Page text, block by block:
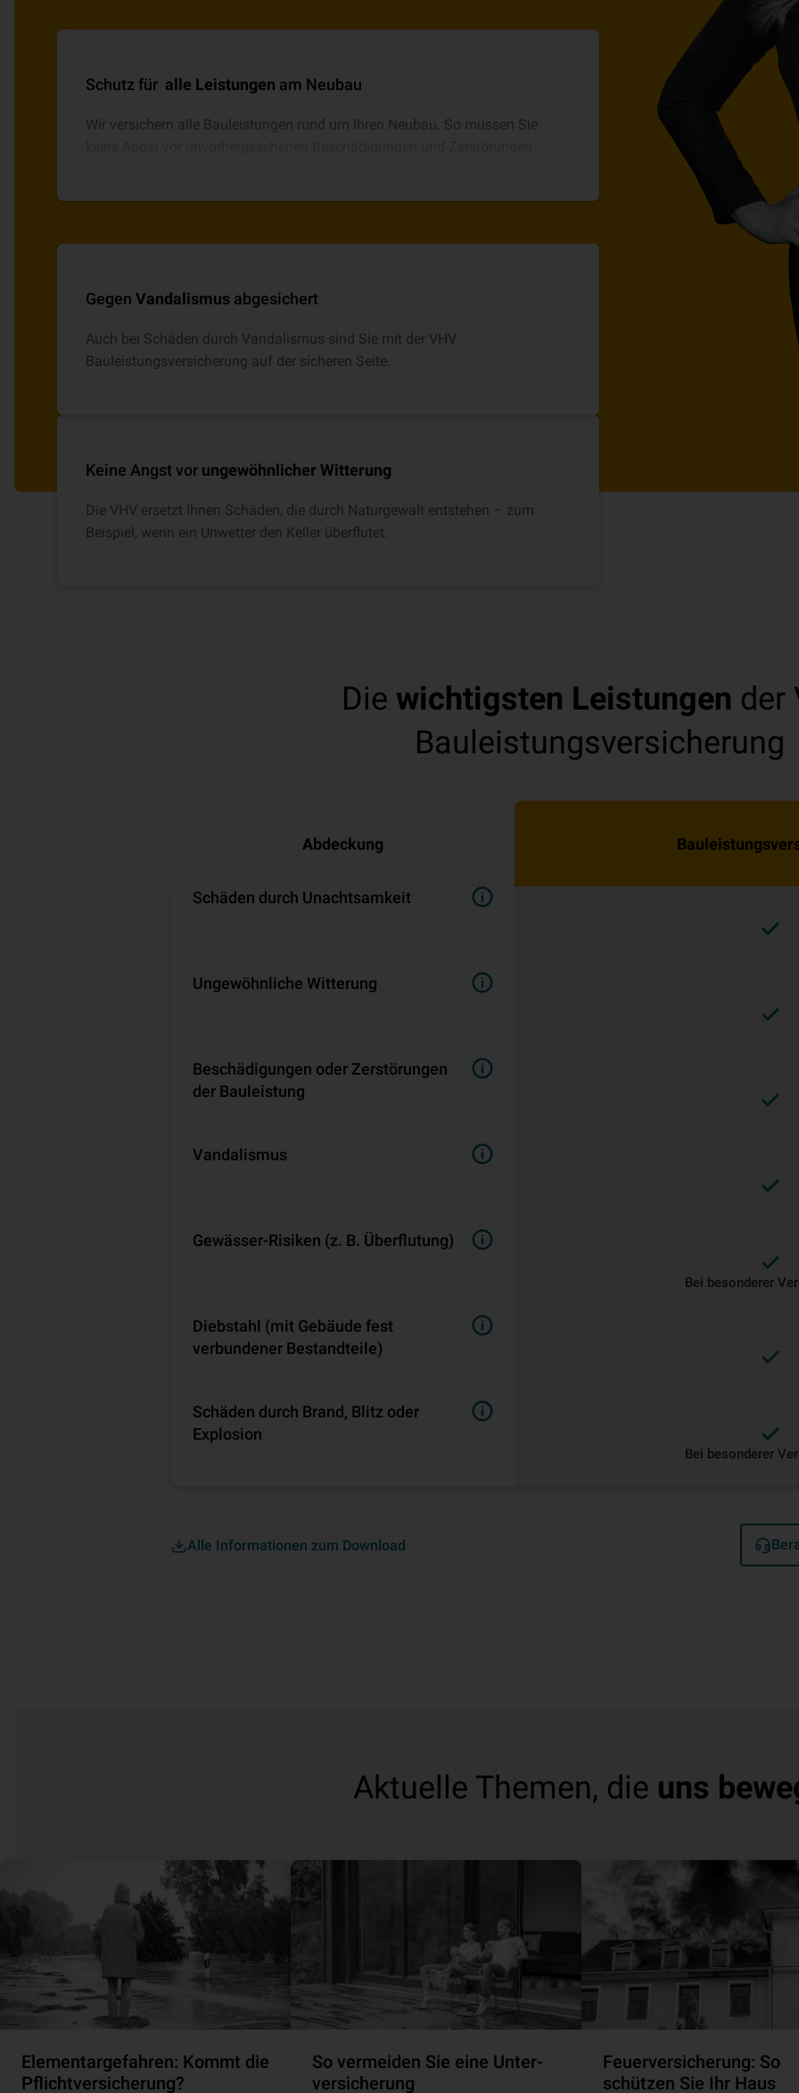
Schutz für alle Leistungen am Neubau
Wir versichern alle Bauleistungen rund um Ihren Neubau. So müssen Sie
Gegen Vandalismus abgesichert
Auch bei Schäden durch Vandalismus sind Sie mit der VHV
Bauleistungsversicherung auf der sicheren Seite.
Keine Angst vor ungewöhnlicher Witterung
Die VHV ersetzt Ihnen Schäden, die durch Naturgewalt entstehen – zum
Beispiel, wenn ein Unwetter den Keller überflutet.
Die wichtigsten Leistungen der
Bauleistungsversicherung
Abdeckung
Schäden durch Unachtsamkeit
Ungewöhnliche Witterung
Beschädigungen oder Zerstörungen
der Bauleistung
Vandalismus
Gewässer-Risiken (z. B. Überflutung)
Bei besonderer
Diebstahl (mit Gebäude fest
verbundener Bestandteile)
Schäden durch Brand, Blitz oder
Explosion
Bei besonderer
Alle Informationen zum Download
Aktuelle Themen, die uns
Elementargefahren: Kommt die
Pflichtversicherung?
So vermeiden Sie eine Unter­
ver­si­che­rung
Feuerversicherung: So
schützen Sie Ihr Haus